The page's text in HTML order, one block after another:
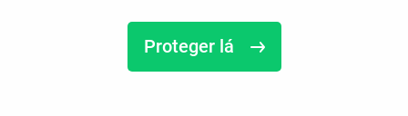
Proteger lá